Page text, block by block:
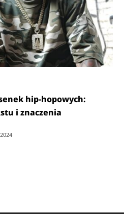
hip-hopowych:
i znaczenia